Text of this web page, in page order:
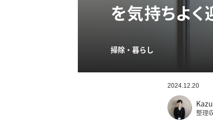
を気持ちよく
掃除・暮らし
2024.12.20
整理